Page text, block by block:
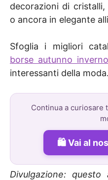
decorazioni di
o ancora in elegante
Sfoglia i migliori
borse autunno inverno
interessanti della moda.
Continua a curiosare
Vai al
Divulgazione: